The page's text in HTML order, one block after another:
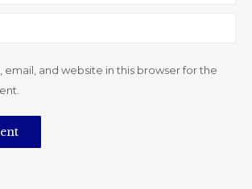
email, and website in this browser for the